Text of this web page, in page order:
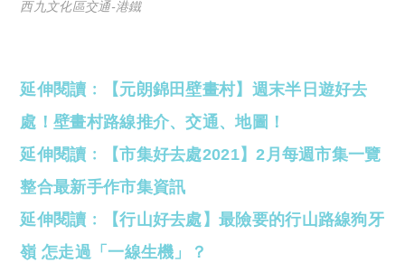
西九文化區交通-港鐵
延伸閱讀﹕【元朗錦田壁畫村】週末半日遊好去
處！壁畫村路線推介、交通、地圖！
延伸閱讀﹕【市集好去處2021】2月每週市集一覽
整合最新手作市集資訊
延伸閱讀﹕【行山好去處】最險要的行山路線狗牙
嶺 怎走過「一線生機」？